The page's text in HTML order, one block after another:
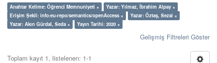
Anahtar Kelime: Öğrenci Memnuniyeti ×
Yazar: Yılmaz, İbrahim Alpay ×
Erişim Şekli: info:eu-repo/semantics/openAccess ×
Yazar: Öztaş, Sezai ×
Yazar: Akın Gürdal, Seda ×
Yayın Tarihi: 2020 ×
Gelişmiş Filtreleri Göster
Toplam kayıt 1, listelenen: 1-1